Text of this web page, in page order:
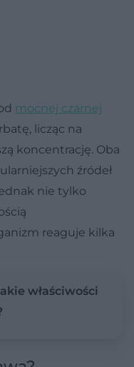
mocnej czarnej
licząc na
koncentrację. Oba
źródeł
nie tylko
reaguje kilka
właściwości